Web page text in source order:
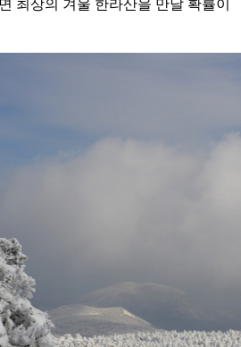
최상의 겨울 한라산을 만날 확률이